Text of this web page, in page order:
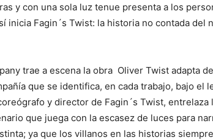
y con una sola luz tenue presenta a los
inicia Fagin´s Twist: la historia no contada del
trae a escena la obra Oliver Twist adapta
que se identifica, en cada trabajo, bajo el
y director de Fagin´s Twist, entrelaza
que juega con la escasez de luces para
ya que los villanos en las historias